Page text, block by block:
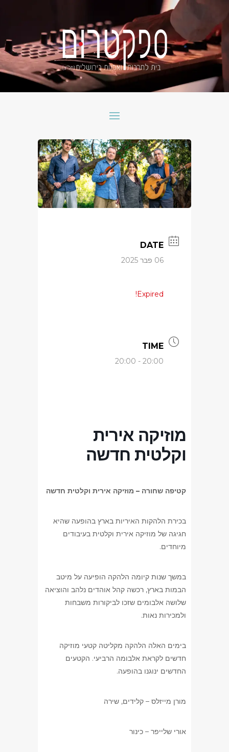
DATE
06 פבר 2025
Expired!
TIME
20:00 - 20:00
מוזיקה אירית
וקלטית חדשה
קטיפה שחורה – מוזיקה אירית וקלטית חדשה
בכירת הלהקות האיריות בארץ בהופעה שהיא
חגיגה של מוזיקה אירית וקלטית בעיבודים
מיוחדים.
במשך שנות קיומה הלהקה הופיעה על מיטב
הבמות בארץ, רכשה קהל אוהדים נלהב והוציאה
שלושה אלבומים שזכו לביקורות משבחות
ולמכירות נאות.
בימים האלה הלהקה מקליטה קטעי מוזיקה
חדשים לקראת אלבומה הרביעי. הקטעים
החדשים ינוגנו בהופעה.
מורן מייזלס – קלידים, שירה
אורי שלייפר – כינור